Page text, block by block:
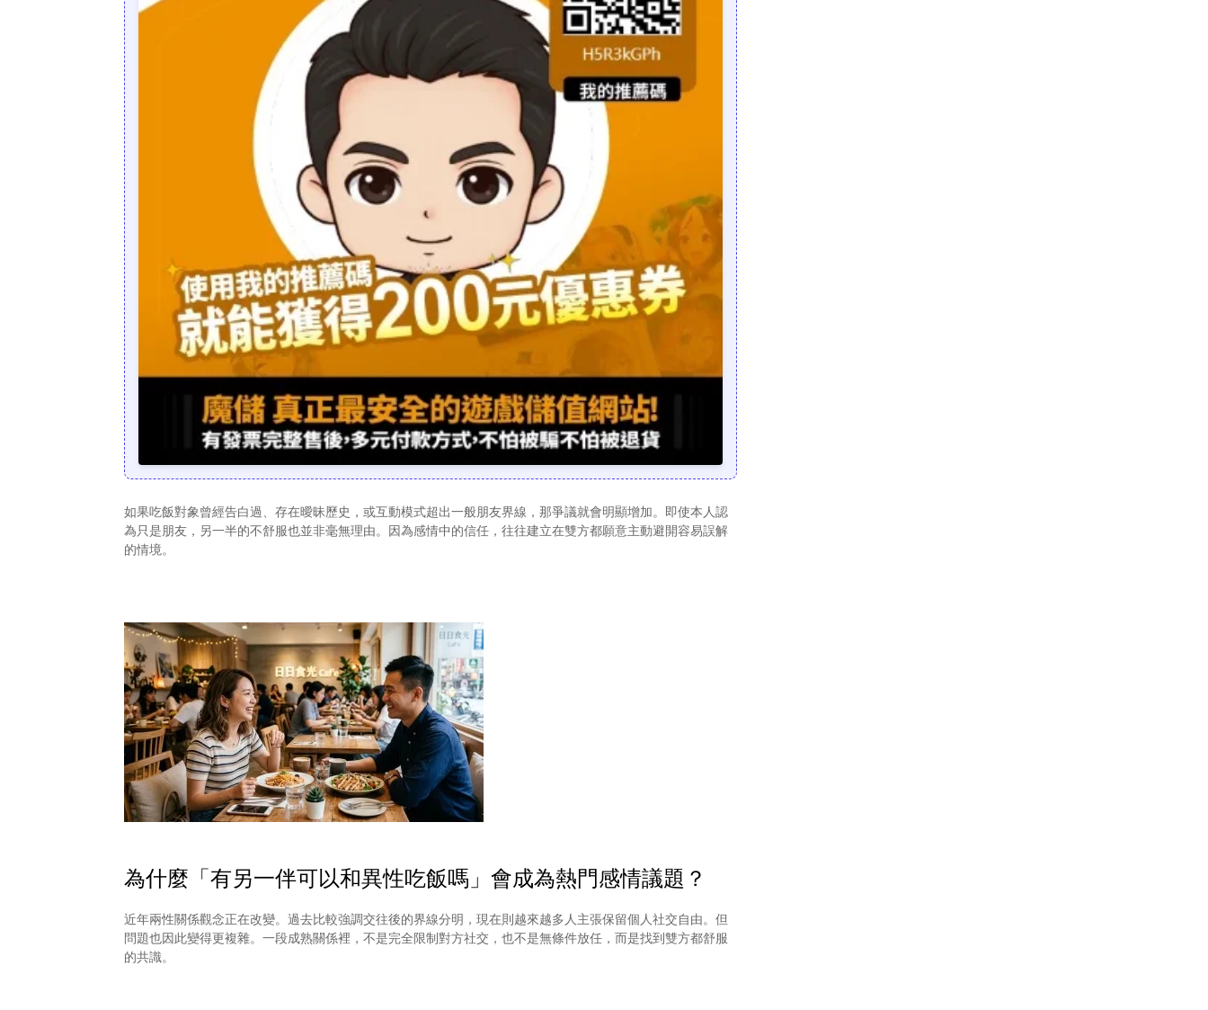
如果吃飯對象曾經告白過、存在曖昧歷史，或互動模式超出一般朋友界線，那爭議就會明顯增加。即使本人認
為只是朋友，另一半的不舒服也並非毫無理由。因為感情中的信任，往往建立在雙方都願意主動避開容易誤解
的情境。
為什麼「有另一伴可以和異性吃飯嗎」會成為熱門感情議題？
近年兩性關係觀念正在改變。過去比較強調交往後的界線分明，現在則越來越多人主張保留個人社交自由。但
問題也因此變得更複雜。一段成熟關係裡，不是完全限制對方社交，也不是無條件放任，而是找到雙方都舒服
的共識。